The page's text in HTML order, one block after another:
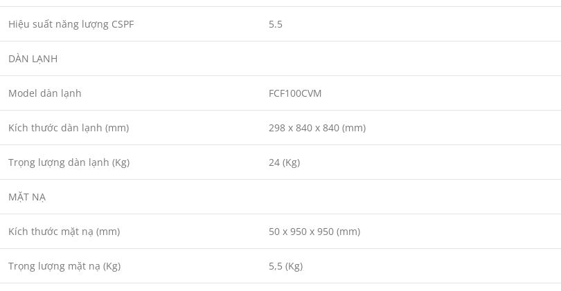
Hiệu suất năng lượng CSPF 5.5
DÀN LẠNH
Model dàn lạnh FCF100CVM
Kích thước dàn lạnh (mm) 298 x 840 x 840 (mm)
Trọng lượng dàn lạnh (Kg) 24 (Kg)
MẶT NẠ
Kích thước mặt nạ (mm) 50 x 950 x 950 (mm)
Trọng lượng mặt nạ (Kg) 5,5 (Kg)